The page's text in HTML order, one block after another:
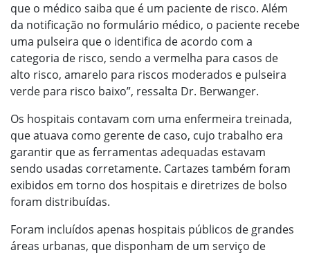
que o médico saiba que é um paciente de risco. Além
da notificação no formulário médico, o paciente recebe
uma pulseira que o identifica de acordo com a
categoria de risco, sendo a vermelha para casos de
alto risco, amarelo para riscos moderados e pulseira
verde para risco baixo”, ressalta Dr. Berwanger.
Os hospitais contavam com uma enfermeira treinada,
que atuava como gerente de caso, cujo trabalho era
garantir que as ferramentas adequadas estavam
sendo usadas corretamente. Cartazes também foram
exibidos em torno dos hospitais e diretrizes de bolso
foram distribuídas.
Foram incluídos apenas hospitais públicos de grandes
áreas urbanas, que disponham de um serviço de